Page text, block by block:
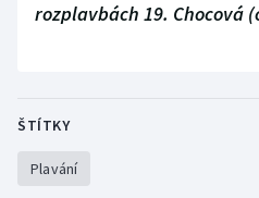
rozplavbách 19. Chocová
ŠTÍTKY
Plavání